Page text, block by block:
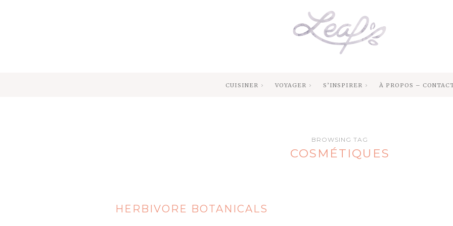
CUISINER VOYAGER S’INSPIRER À PROPOS –
BROWSING TAG
COSMÉTIQUES
HERBIVORE BOTANICALS